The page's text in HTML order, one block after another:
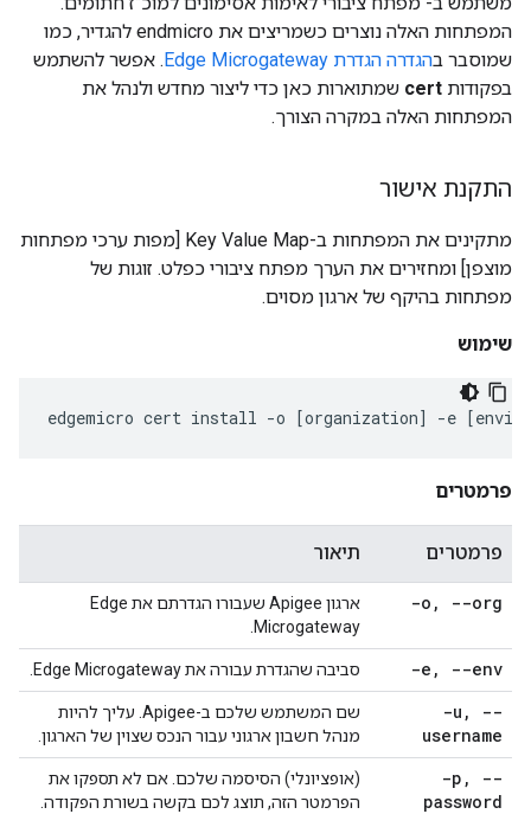
המפתחות האלה נוצרים כשמריצים את endmicro להגדיר, כמו
שמוסבר בהגדרה הגדרת Edge Microgateway
. אפשר להשתמש
בפקודות cert שמתוארות כאן כדי ליצור מחדש ולנהל את
המפתחות האלה במקרה הצורך.
התקנת אישור
מתקינים את המפתחות ב-Key Value Map [מפות ערכי מפתחות
מוצפן] ומחזירים את הערך מפתח ציבורי כפלט. זוגות של
מפתחות בהיקף של ארגון מסוים.
שימוש
edgemicro cert install -o [organization] -e [
פרמטרים
פרמטרים תיאור
-o , --org
ארגון Apigee שעבורו הגדרתם את Edge
Microgateway.
-e , --env סביבה שהגדרת עבורה את Edge Microgateway.
-u ,
--
username
שם המשתמש שלכם ב-Apigee. עליך להיות
מנהל חשבון ארגוני עבור הנכס שצוין של הארגון.
-p ,
--
password
(אופציונלי) הסיסמה שלכם. אם לא תספקו את
הפרמטר הזה, תוצג לכם בקשה בשורת הפקודה.